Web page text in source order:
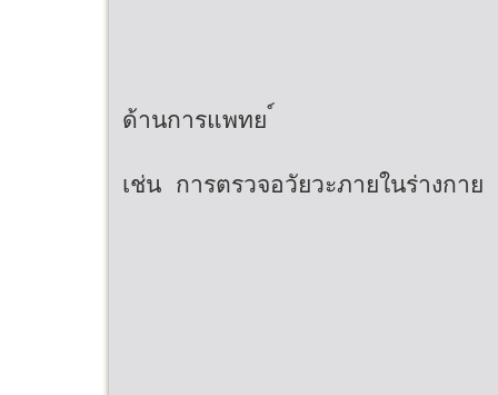
ด้านการแพทย ์
เช่น การตรวจอวัยวะภายในร่างกาย